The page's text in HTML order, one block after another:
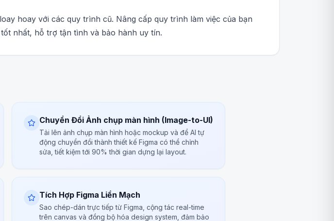
hoay với các quy trình cũ. Nâng cấp quy trình làm việc của bạn
nhất, hỗ trợ tận tình và bảo hành uy tín.
Chuyển Đổi Ảnh chụp màn hình (Image-to-UI)
Tải lên ảnh chụp màn hình hoặc mockup và để AI tự
động chuyển đổi thành thiết kế Figma có thể chỉnh
sửa, tiết kiệm tới 90% thời gian dựng lại layout.
Tích Hợp Figma Liền Mạch
Sao chép-dán trực tiếp từ Figma, cộng tác real-time
trên canvas và đồng bộ hóa design system, đảm bảo